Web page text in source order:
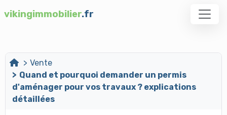
vikingimmobilier.fr
Vente
Quand et pourquoi demander un permis
d'aménager pour vos travaux ? explications
détaillées